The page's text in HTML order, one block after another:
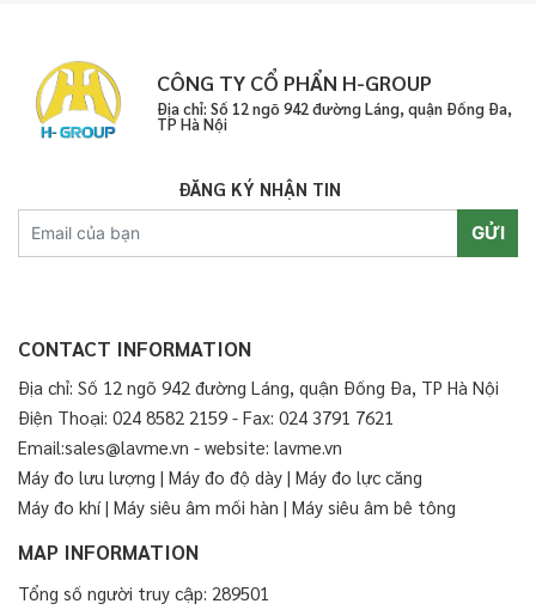
CÔNG TY CỔ PHẨN H-GROUP
Địa chỉ: Số 12 ngõ 942 đường Láng, quận Đống Đa,
TP Hà Nội
ĐĂNG KÝ NHẬN TIN
GỬI
CONTACT INFORMATION
Địa chỉ: Số 12 ngõ 942 đường Láng, quận Đống Đa, TP Hà Nội
Điện Thoại: 024 8582 2159 - Fax: 024 3791 7621
Email:sales@lavme.vn - website: lavme.vn
Máy đo lưu lượng | Máy đo độ dày | Máy đo lực căng
Máy đo khí| Máy siêu âm mối hàn | Máy siêu âm bê tông
MAP INFORMATION
Tổng số người truy cập: 289501